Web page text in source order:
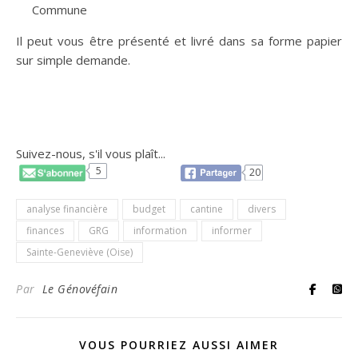
Commune
Il peut vous être présenté et livré dans sa forme papier
sur simple demande.
Suivez-nous, s'il vous plaît...
5 20
analyse financière budget cantine
divers
finances
GRG information
informer
Sainte-Geneviève (Oise)
Par Le Génovéfain
VOUS POURRIEZ AUSSI AIMER